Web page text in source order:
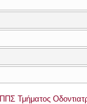
ΠΠΣ Τμήματος